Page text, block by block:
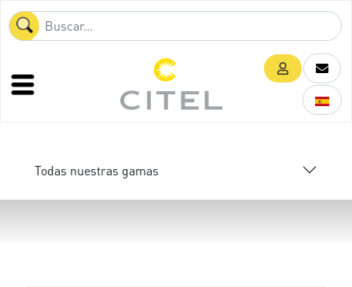
Todas nuestras gamas